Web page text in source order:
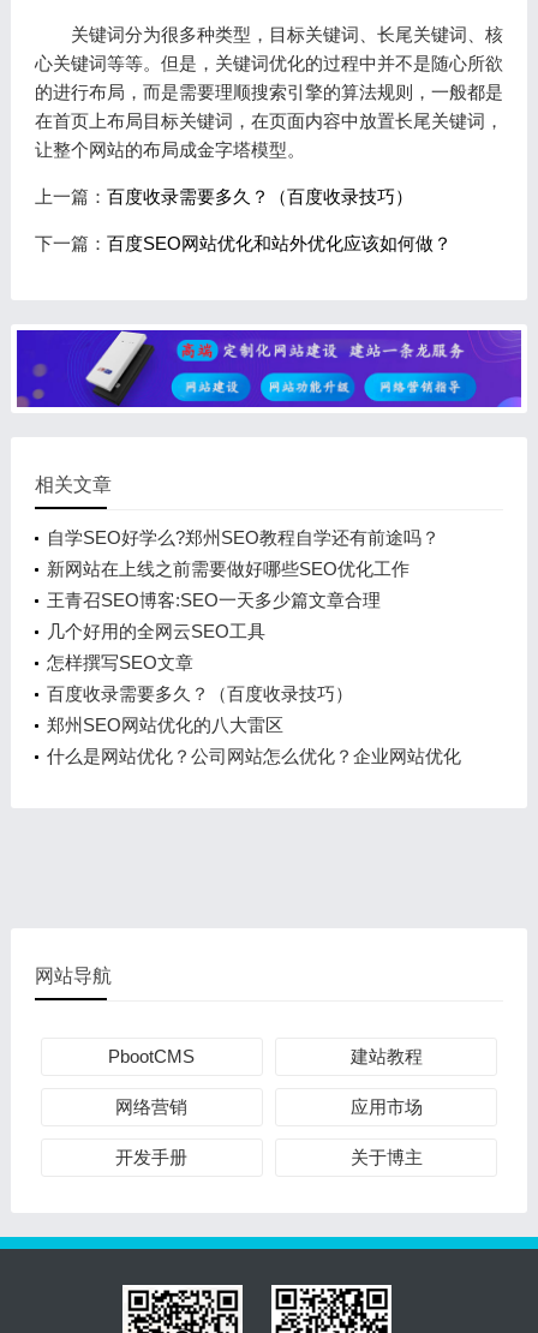
关键词分为很多种类型，目标关键词、长尾关键词、核
心关键词等等。但是，关键词优化的过程中并不是随心所欲
的进行布局，而是需要理顺搜索引擎的算法规则，一般都是
在首页上布局目标关键词，在页面内容中放置长尾关键词，
让整个网站的布局成金字塔模型。
上一篇： 百度收录需要多久？（百度收录技巧）
下一篇： 百度SEO网站优化和站外优化应该如何做？
相关文章
自学SEO好学么?郑州SEO教程自学还有前途吗？
新网站在上线之前需要做好哪些SEO优化工作
王青召SEO博客:SEO一天多少篇文章合理
几个好用的全网云SEO工具
怎样撰写SEO文章
百度收录需要多久？（百度收录技巧）
郑州SEO网站优化的八大雷区
什么是网站优化？公司网站怎么优化？企业网站优化
网站导航
PbootCMS 建站教程
网络营销 应用市场
开发手册 关于博主